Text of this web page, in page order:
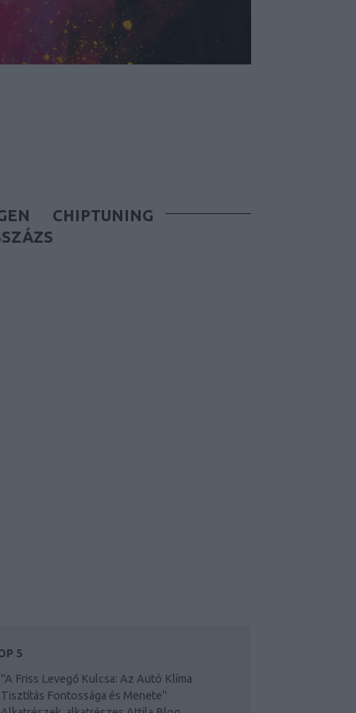
CHIPTUNING
5
"A Friss Levegő Kulcsa: Az Autó Klíma
Tisztítás Fontossága és Menete"